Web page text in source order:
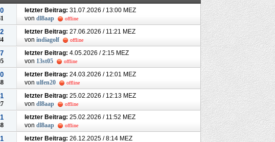
0 letzter Beitrag: 31.07.2026 / 13:00 MEZ
von dl8aap offline
2 letzter Beitrag: 27.06.2026 / 11:21 MEZ
von indiagolf offline
letzter Beitrag: 4.05.2026 / 2:15 MEZ
von 13st05 offline
0 letzter Beitrag: 24.03.2026 / 12:01 MEZ
von ulfen20 offline
letzter Beitrag: 25.02.2026 / 12:13 MEZ
von dl8aap offline
1 letzter Beitrag: 25.02.2026 / 11:52 MEZ
von dl8aap offline
1 letzter Beitrag: 26.12.2025 / 8:14 MEZ